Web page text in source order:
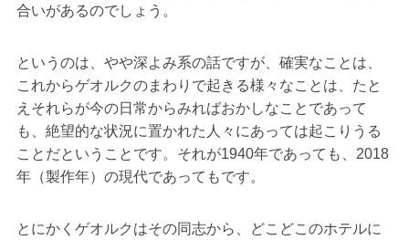
合いがあるのでしょう。
というのは、やや深よみ系の話ですが、確実なことは、
これからゲオルクのまわりで起きる様々なことは、たと
えそれらが今の日常からみればおかしなことであって
も、絶望的な状況に置かれた人々にあっては起こりうる
ことだということです。それが1940年であっても、2018
年（製作年）の現代であってもです。
とにかくゲオルクはその同志から、どこどこのホテルに